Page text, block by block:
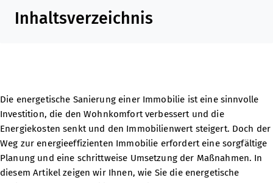
Inhaltsverzeichnis
Die energetische Sanierung einer Immobilie ist eine sinnvolle
Investition, die den Wohnkomfort verbessert und die
Energiekosten senkt und den Immobilienwert steigert. Doch der
Weg zur energieeffizienten Immobilie erfordert eine sorgfältige
Planung und eine schrittweise Umsetzung der Maßnahmen. In
diesem Artikel zeigen wir Ihnen, wie Sie die energetische